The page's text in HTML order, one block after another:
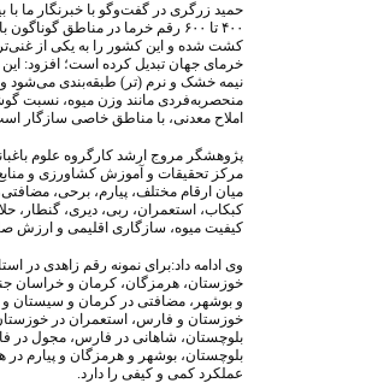
حمید زرگری در گفت‌و‌گو با خبرنگار ما با
۴۰۰ تا ۶۰۰ رقم خرما در مناطق
کشت شده و این کشور را به یکی از
خرمای جهان تبدیل کرده است؛ افزود:
نیمه خشک و نرم (تر) طبقه‌بندی می‌شود
منحصربه‌فردی مانند وزن میوه، نسبت
املاح معدنی، با مناطق خاصی سازگار
پژوهشگر مروج ارشد کارگروه علوم
مرکز تحقیقات و آموزش کشاورزی و
میان ارقام مختلف، پیارم، برحی،
کبکاب، استعمران، ربی، دیری، گنطار،
کیفیت میوه، سازگاری اقلیمی و ارزش
وی ادامه داد:برای نمونه رقم زاهدی در
خوزستان، هرمزگان، کرمان و خراسان
و بوشهر، مضافتی در کرمان و سیستان و
خوزستان و فارس، استعمران در
بلوچستان، شاهانی در فارس، مجول در
بلوچستان، بوشهر و هرمزگان و پیارم
عملکرد کمی و کیفی را دارد.